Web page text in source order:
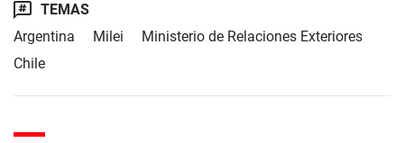
TEMAS
Argentina
Milei
Ministerio de Relaciones Exteriores
Chile